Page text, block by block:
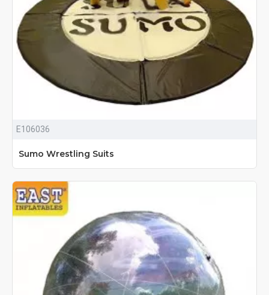
E106036
Sumo Wrestling Suits